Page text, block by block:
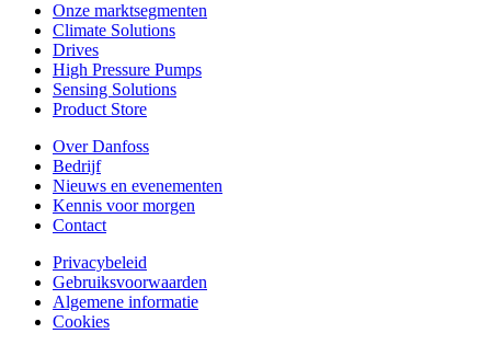
Onze marktsegmenten
Climate Solutions
Drives
High Pressure Pumps
Sensing Solutions
Product Store
Over Danfoss
Bedrijf
Nieuws en evenementen
Kennis voor morgen
Contact
Privacybeleid
Gebruiksvoorwaarden
Algemene informatie
Cookies